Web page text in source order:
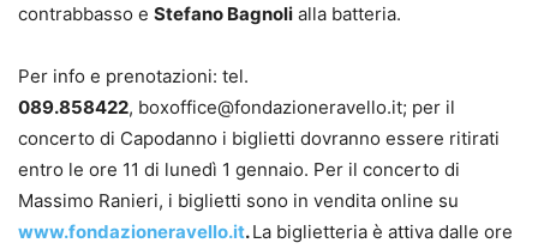
contrabbasso e Stefano Bagnoli alla batteria.
Per info e prenotazioni: tel.
089.858422, boxoffice@fondazioneravello.it; per il
concerto di Capodanno i biglietti dovranno essere ritirati
entro le ore 11 di lunedì 1 gennaio. Per il concerto di
Massimo Ranieri, i biglietti sono in vendita online su
www.fondazioneravello.it.La biglietteria è attiva dalle ore